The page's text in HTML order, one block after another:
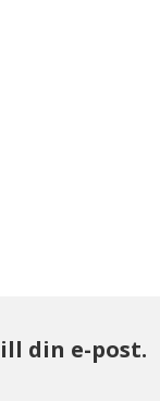
din e-post.